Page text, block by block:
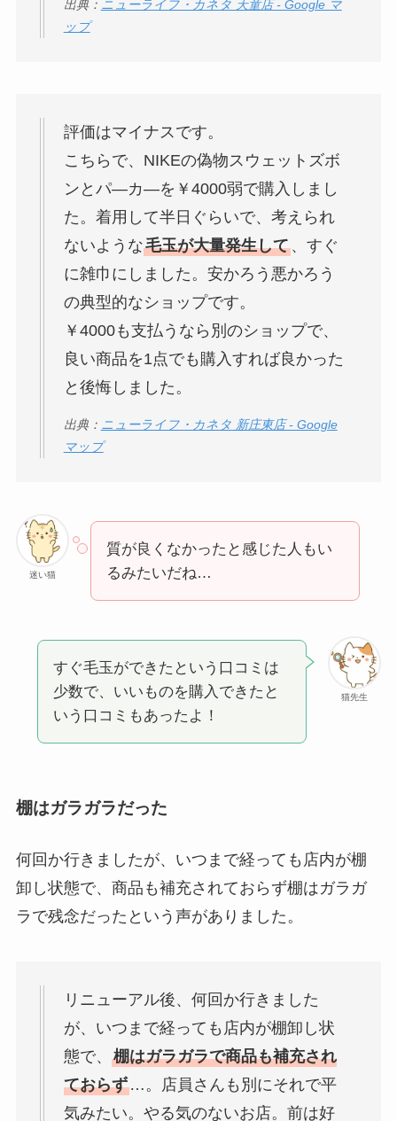
出典： ニューライフ・カネタ 天童店 - Google マ
ップ
評価はマイナスです。
こちらで、NIKEの偽物スウェットズボ
ンとパ―カ―を￥4000弱で購入しまし
た。着用して半日ぐらいで、考えられ
ないような毛玉が大量発生して、すぐ
に雑巾にしました。安かろう悪かろう
の典型的なショップです。
￥4000も支払うなら別のショップで、
良い商品を1点でも購入すれば良かった
と後悔しました。
出典： ニューライフ・カネタ 新庄東店 - Google
マップ
迷い猫
質が良くなかったと感じた人もい
るみたいだね…
猫先生
すぐ毛玉ができたという口コミは
少数で、いいものを購入できたと
いう口コミもあったよ！
棚はガラガラだった
何回か行きましたが、いつまで経っても店内が棚
卸し状態で、商品も補充されておらず棚はガラガ
ラで残念だったという声がありました。
リニューアル後、何回か行きました
が、いつまで経っても店内が棚卸し状
態で、 棚はガラガラで商品も補充され
ておらず…。店員さんも別にそれで平
気みたい。やる気のないお店。前は好